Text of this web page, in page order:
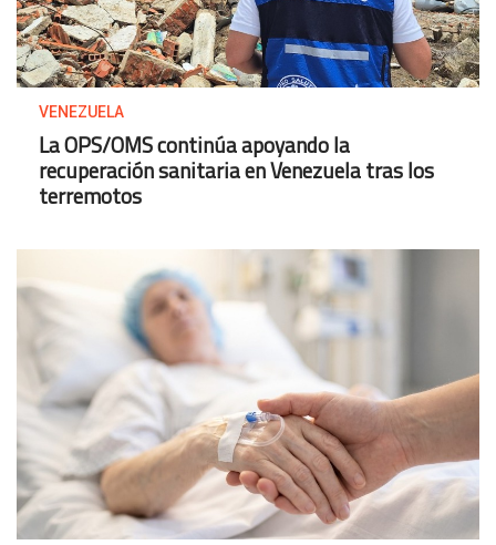
VENEZUELA
La OPS/OMS continúa apoyando la
recuperación sanitaria en Venezuela tras los
terremotos